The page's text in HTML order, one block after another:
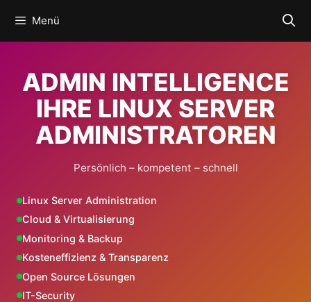
Inhalt
springen
Menü
ADMIN INTELLIGENCE
IHRE LINUX SERVER
ADMINISTRATOREN
Persönlich – kompetent – schnell
Linux Server Administration
Cloud & Virtualisierung
Monitoring & Backup
Kosteneffizienz & Transparenz
Open Source Lösungen
IT-Security